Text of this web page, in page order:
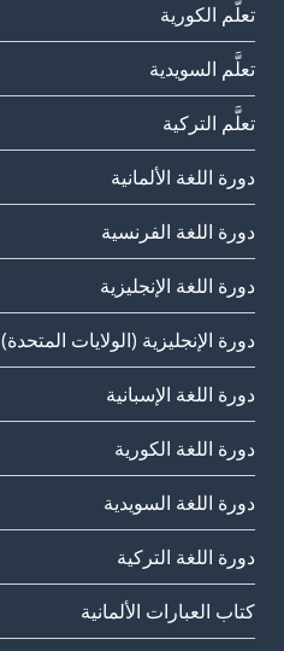
تعلَّم الكورية
تعلَّم السويدية
تعلَّم التركية
دورة اللغة الألمانية
دورة اللغة الفرنسية
دورة اللغة الإنجليزية
دورة الإنجليزية (الولايات المتحدة)
دورة اللغة الإسبانية
دورة اللغة الكورية
دورة اللغة السويدية
دورة اللغة التركية
كتاب العبارات الألمانية